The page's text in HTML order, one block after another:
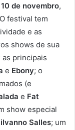
de novembro,
festival tem
e as
shows de sua
as principais
e Ebony; o
(e
e Fat
show especial
Salles; um